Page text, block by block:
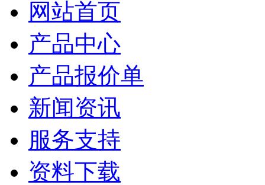
网站首页
产品中心
产品报价单
新闻资讯
服务支持
资料下载